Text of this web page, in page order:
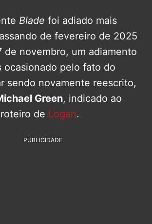
Blade foi adiado mais
de fevereiro de 2025
de novembro, um adiamento
ocasionado pelo fato do
sendo novamente reescrito,
Green, indicado ao
de Logan.
PUBLICIDADE